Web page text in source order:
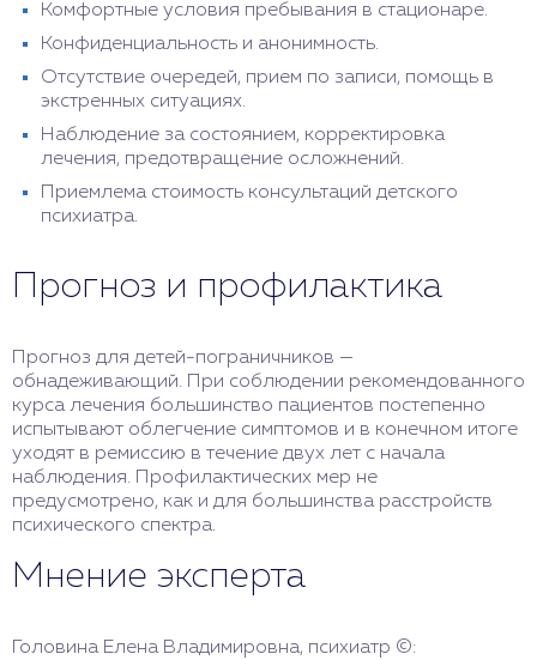
Комфортные условия пребывания в стационаре.
Конфиденциальность и анонимность.
Отсутствие очередей, прием по записи, помощь в
экстренных ситуациях.
Наблюдение за состоянием, корректировка
лечения, предотвращение осложнений.
Приемлема стоимость консультаций детского
психиатра.
Прогноз и профилактика
Прогноз для детей-пограничников —
обнадеживающий. При соблюдении рекомендованного
курса лечения большинство пациентов постепенно
испытывают облегчение симптомов и в конечном итоге
уходят в ремиссию в течение двух лет с начала
наблюдения. Профилактических мер не
предусмотрено, как и для большинства расстройств
психического спектра.
Мнение эксперта
Головина Елена Владимировна, психиатр ©: